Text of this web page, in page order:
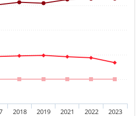
2018 2019 2021 2022 2023